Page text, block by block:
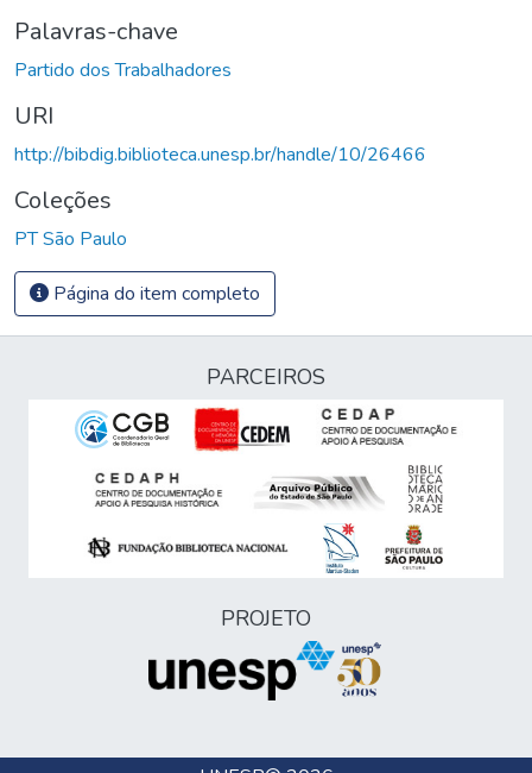
Palavras-chave
Partido dos Trabalhadores
URI
http://bibdig.biblioteca.unesp.br/handle/10/26466
Coleções
PT São Paulo
Página do item completo
PARCEIROS
PROJETO